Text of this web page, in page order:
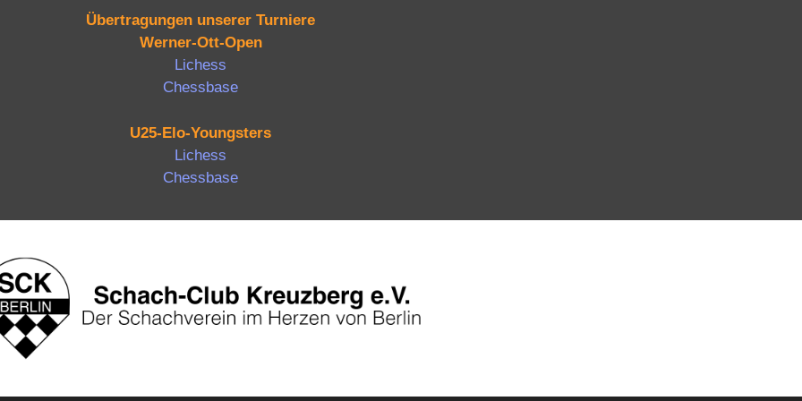
Übertragungen unserer Turniere
Werner-Ott-Open
Lichess
Chessbase
U25-Elo-Youngsters
Lichess
Chessbase